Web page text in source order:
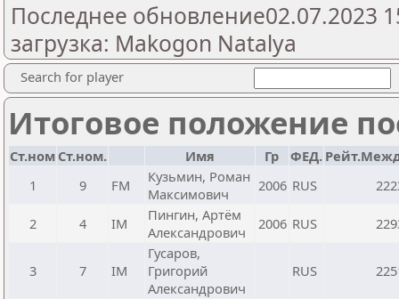
Последнее обновление02.07.2023
загрузка: Makogon Natalya
Search for player
Итоговое положение
Ст.ном Ст.ном. Имя Гр ФЕД.
1
9 FM
Кузьмин, Роман
Максимович
2006 RUS
2 4 IM
Пингин, Артём
Александрович
2006 RUS
3 7 IM
Гусаров,
Григорий
Александрович
RUS